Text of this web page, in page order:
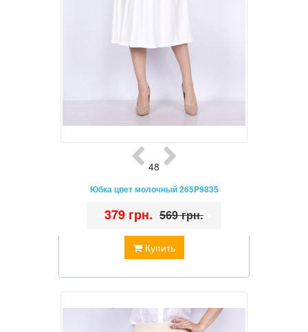
48
Юбка цвет молочный 265P9835
Купить
379 грн. 569 грн.